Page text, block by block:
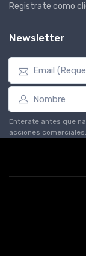
Registrate como
Newsletter
Enterate antes que
acciones comerciales.